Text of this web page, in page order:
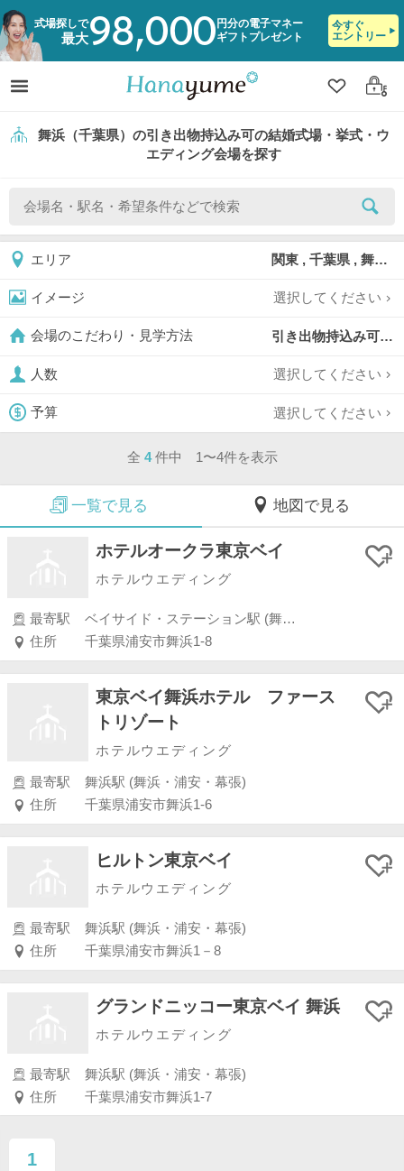
式場探しで
最大98,000 円分の電子マネー
ギフトプレゼント
今すぐ
エントリー
クリップ
ログ
舞浜（千葉県）の引き出物持込み可の結婚式場・挙式・ウ
エディング会場を探す
エリア 関東 , 千葉県 , 舞浜
イメージ 選択してください
会場のこだわり・見学方法 引き出物持込み可,
人数 選択してください
予算 選択してください
全 4 件中 1〜4件を表示
一覧で見る 地図で見る
ホテルオークラ東京ベイ
ホテルウエディング
最寄駅
ベイサイド・ステーション駅 (舞浜・浦安・幕張)
住所
千葉県浦安市舞浜1-8
東京ベイ舞浜ホテル ファース
トリゾート
ホテルウエディング
最寄駅
舞浜駅 (舞浜・浦安・幕張)
住所
千葉県浦安市舞浜1-6
ヒルトン東京ベイ
ホテルウエディング
最寄駅
舞浜駅 (舞浜・浦安・幕張)
住所
千葉県浦安市舞浜1－8
グランドニッコー東京ベイ 舞浜
ホテルウエディング
最寄駅
舞浜駅 (舞浜・浦安・幕張)
住所
千葉県浦安市舞浜1-7
1